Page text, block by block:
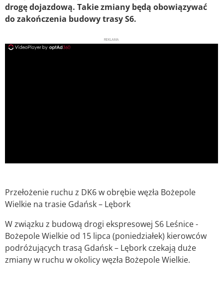
drogę dojazdową. Takie zmiany będą obowiązywać
do zakończenia budowy trasy S6.
REKLAMA
Przełożenie ruchu z DK6 w obrębie węzła Bożepole
Wielkie na trasie Gdańsk – Lębork
W związku z budową drogi ekspresowej S6 Leśnice -
Bożepole Wielkie od 15 lipca (poniedziałek) kierowców
podróżujących trasą Gdańsk – Lębork czekają duże
zmiany w ruchu w okolicy węzła Bożepole Wielkie.